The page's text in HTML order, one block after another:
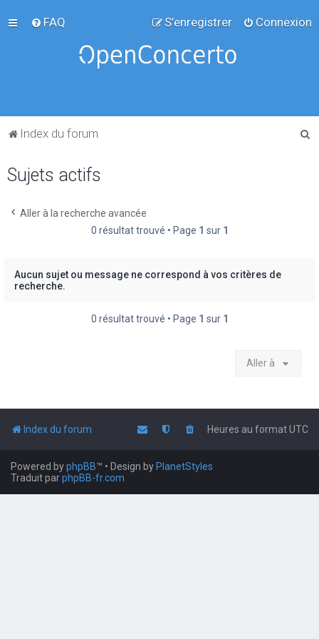
FAQ Connexion
S’enregistrer
Index du forum
Sujets actifs
Aller à la recherche avancée
0 résultat trouvé • Page 1 sur 1
Aucun sujet ou message ne correspond à vos critères de
recherche.
0 résultat trouvé • Page 1 sur 1
Aller à
Index du forum Heures au formatUTC
Powered byphpBB™ • Design by PlanetStyles
Traduit parphpBB-fr.com